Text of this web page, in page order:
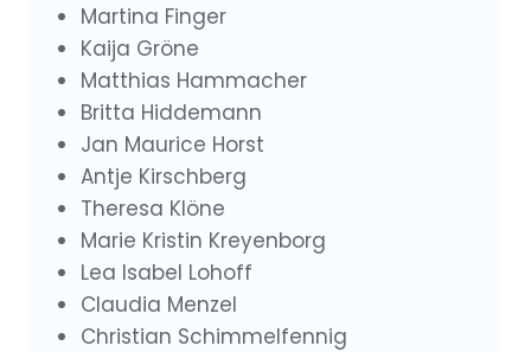
Martina Finger
Kaija Gröne
Matthias Hammacher
Britta Hiddemann
Jan Maurice Horst
Antje Kirschberg
Theresa Klöne
Marie Kristin Kreyenborg
Lea Isabel Lohoff
Claudia Menzel
Christian Schimmelfennig